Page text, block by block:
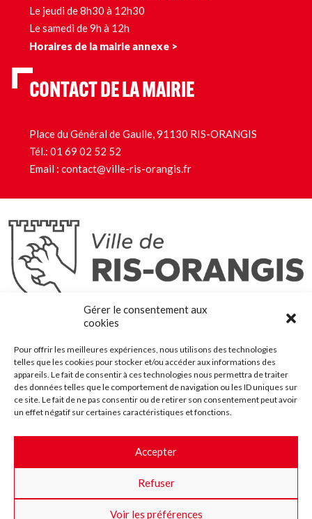
Gérer le consentement aux
cookies
Pour offrir les meilleures expériences, nous utilisons des technologies
telles que les cookies pour stocker et/ou accéder aux informations des
appareils. Le fait de consentir à ces technologies nous permettra de traiter
des données telles que le comportement de navigation ou les ID uniques sur
ce site. Le fait de ne pas consentir ou de retirer son consentement peut avoir
un effet négatif sur certaines caractéristiques et fonctions.
Accepter
Refuser
Voir les préférences
Le jeudi de 8h30 à 12h30
Le samedi de 9h à 12h
Horaires de la mairie annexe >
CONTACT DE LA MAIRIE
Place du Général de Gaulle, 91130 RIS-ORANGIS
Tél.: 01 69 02 52 52
Email : contact@ville-ris-orangis.fr
Ris-Orangis
@2022 — Tous droits réservés
Plan du site
Contact
Accessibilité
Crédits
Les marchés publics
Suggestions & Améliorations
Facebook
InstaTwitterYoutube